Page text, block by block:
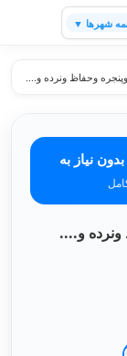
شهرها ▼
وحفاظ ونرده و....
نیاز به
و....